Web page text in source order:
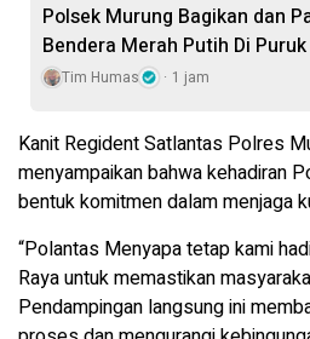
Polsek Murung Bagikan dan
Bendera Merah Putih Di
Tim Humas 1 jam
Kanit Regident Satlantas Polres
menyampaikan bahwa kehadiran
bentuk komitmen dalam menjaga
“Polantas Menyapa tetap kami
Raya untuk memastikan
Pendampingan langsung ini